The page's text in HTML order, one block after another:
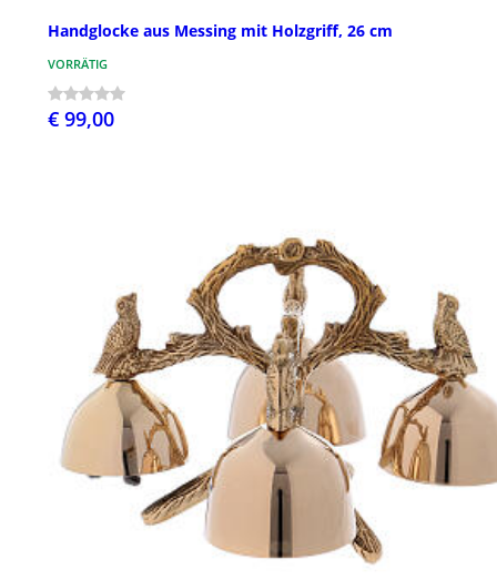
Handglocke aus Messing mit Holzgriff, 26 cm
VORRÄTIG
€ 99,00